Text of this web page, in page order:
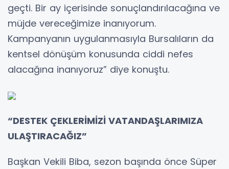
geçti. Bir ay içerisinde sonuçlandırılacağına ve
müjde vereceğimize inanıyorum.
Kampanyanın uygulanmasıyla Bursalıların da
kentsel dönüşüm konusunda ciddi nefes
alacağına inanıyoruz” diye konuştu.
“DESTEK ÇEKLERİMİZİ VATANDAŞLARIMIZA
ULAŞTIRACAĞIZ”
Başkan Vekili Biba, sezon başında önce Süper